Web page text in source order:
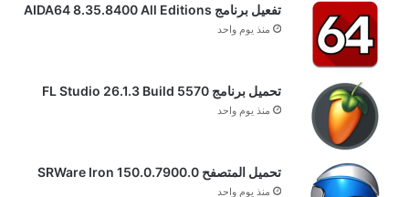
تفعيل برنامج AIDA64 8.35.8400 All Editions
منذ يوم واحد
تحميل برنامج FL Studio 26.1.3 Build 5570
منذ يوم واحد
تحميل المتصفح SRWare Iron 150.0.7900.0
منذ يوم واحد